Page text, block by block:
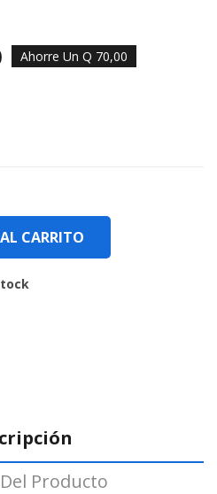
Ahorre Un Q 70,00
CARRITO
Producto